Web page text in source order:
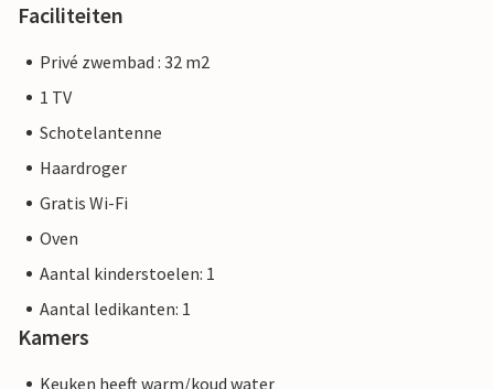
Faciliteiten
Privé zwembad : 32 m2
1 TV
Schotelantenne
Haardroger
Gratis Wi-Fi
Oven
Aantal kinderstoelen: 1
Aantal ledikanten: 1
Kamers
Keuken heeft warm/koud water